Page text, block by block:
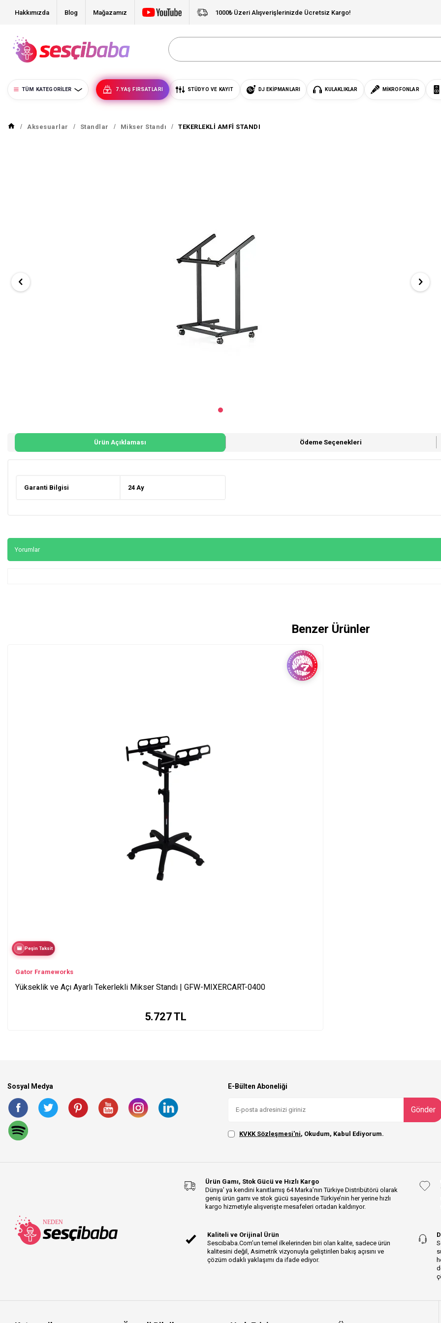
Hakkımızda Blog Mağazamız 1000₺ Üzeri Alışverişlerinizde Ücretsiz Kargo!
TÜM KATEGORILER 7.YAŞ FIRSATLARI STÜDYO VE KAYIT DJ EKIPMANLARI KULAKLIKLAR MIKROFONLAR
Aksesuarlar Standlar Mikser Standı TEKERLEKLİ AMFİ STANDI
Ürün Açıklaması Ödeme Seçenekleri
Garanti Bilgisi 24 Ay
Yorumlar
Benzer Ürünler
Peşin Taksit
Gator Frameworks
Yükseklik ve Açı Ayarlı Tekerlekli Mikser Standı | GFW-MIXERCART-0400
5.727TL
Sosyal Medya E-Bülten Aboneliği
Gönder
KVKK Sözleşmesi'ni, Okudum, Kabul Ediyorum.
Ürün Gamı, Stok Gücü ve Hızlı Kargo
Dünya’ ya kendini kanıtlamış 64 Marka’nın Türkiye Distribütörü olarak
geniş ürün gamı ve stok gücü sayesinde Türkiye’nin her yerine hızlı
kargo hizmetiyle alışverişte mesafeleri ortadan kaldırıyor.
Kaliteli ve Orijinal Ürün
Sescibaba.Com’un temel ilkelerinden biri olan kalite, sadece ürün
kalitesini değil, Asimetrik vizyonuyla geliştirilen bakış açısını ve
çözüm odaklı yaklaşımı da ifade ediyor.